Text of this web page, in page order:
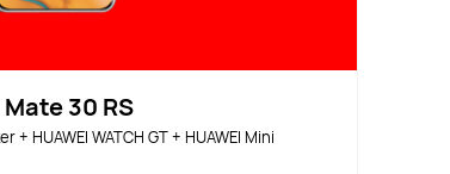
Mate 30 RS
+ HUAWEI WATCH GT + HUAWEI Mini